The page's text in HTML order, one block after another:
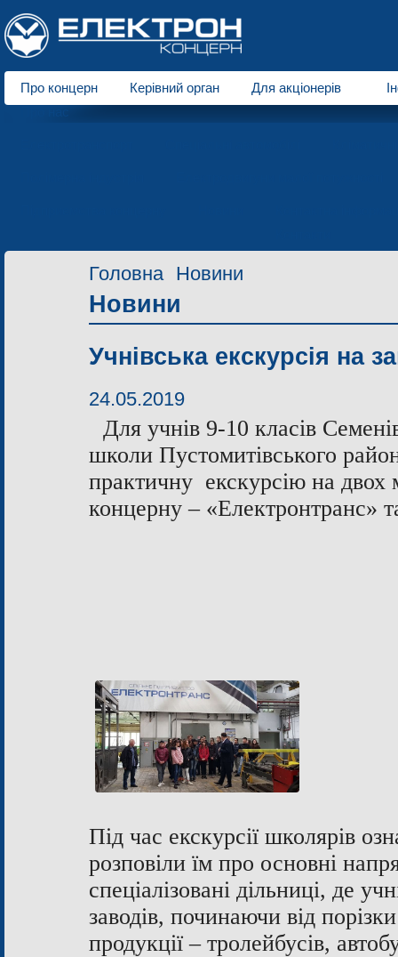
Про концерн Керівний орган Для акціонерів
Головна Новини
Новини
Учнівська екскурсія на
24.05.2019
Для учнів 9-10 класів
школи Пустомитівського
практичну екскурсію на двох
концерну – «Електронтранс»
Під час екскурсії школярів
розповіли їм про основні
спеціалізовані дільниці, де
заводів, починаючи від
продукції – тролейбусів,